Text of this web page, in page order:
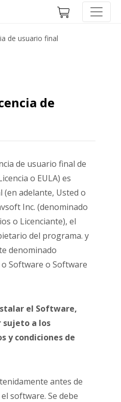
de usuario final
de
de usuario final de
o EULA) es
adelante, Usted o
Inc. (denominado
o Licenciante), el
del programa. y
denominado
Software o Software
el Software,
sujeto a los
y condiciones de
antes de
software. Se debe